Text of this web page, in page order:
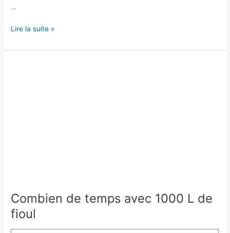
…
Comment
si
Lire la suite »
Combien de temps avec 1000 L de
fioul